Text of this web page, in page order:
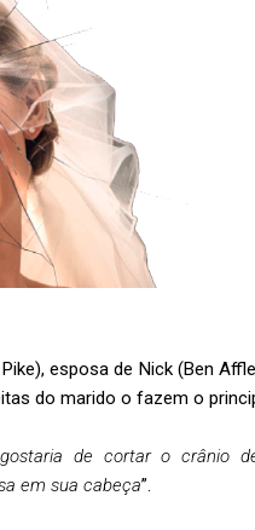
esposa de Nick (Ben
do marido o fazem o
de cortar o crânio
em sua cabeça”.